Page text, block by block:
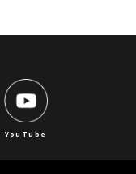
YouTube